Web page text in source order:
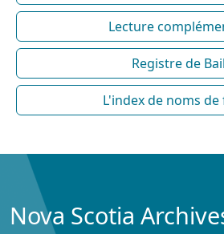
Lecture
Registre de
L'index de noms
Nova Scotia